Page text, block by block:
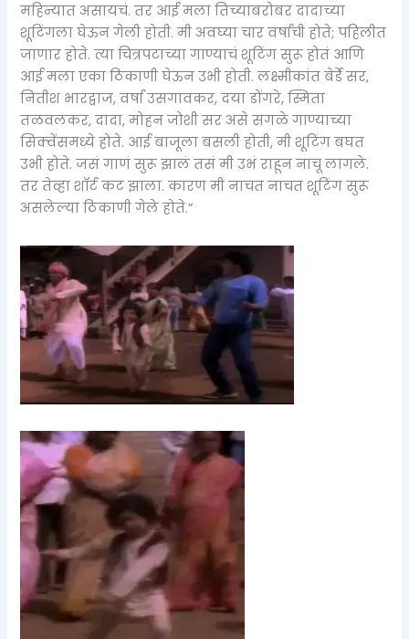
महिन्यात असायचं. तर आई मला तिच्याबरोबर दादाच्या
शूटिंगला घेऊन गेली होती. मी अवघ्या चार वर्षांची होते; पहिलीत
जाणार होते. त्या चित्रपटाच्या गाण्याचं शूटिंग सुरू होतं आणि
आई मला एका ठिकाणी घेऊन उभी होती. लक्ष्मीकांत बेर्डे सर,
नितीश भारद्वाज, वर्षा उसगावकर, दया डोंगरे, स्मिता
तळवलकर, दादा, मोहन जोशी सर असे सगळे गाण्याच्या
सिक्वेंसमध्ये होते. आई बाजूला बसली होती, मी शूटिंग बघत
उभी होते. जसं गाणं सुरू झालं तसं मी उभं राहून नाचू लागले.
तर तेव्हा शॉर्ट कट झाला. कारण मी नाचत नाचत शूटिंग सुरू
असलेल्या ठिकाणी गेले होते.”